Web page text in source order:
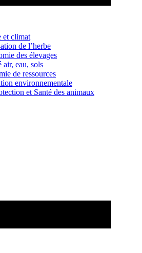
et climat
de l’herbe
des élevages
air, eau, sols
de ressources
environnementale
et Santé des animaux